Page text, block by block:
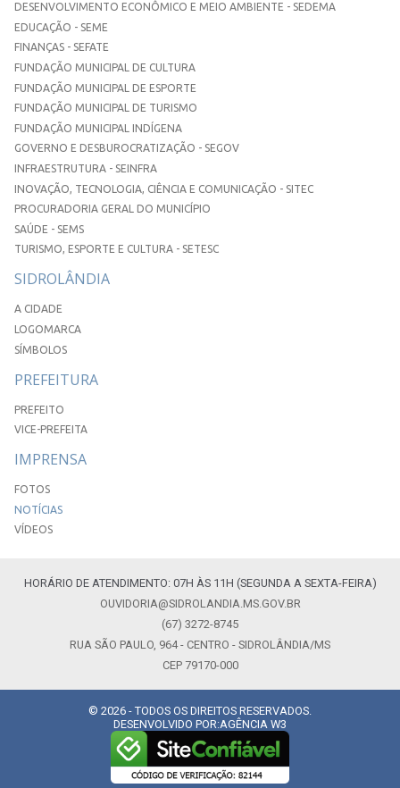
DESENVOLVIMENTO ECONÔMICO E MEIO AMBIENTE - SEDEMA
EDUCAÇÃO - SEME
FINANÇAS - SEFATE
FUNDAÇÃO MUNICIPAL DE CULTURA
FUNDAÇÃO MUNICIPAL DE ESPORTE
FUNDAÇÃO MUNICIPAL DE TURISMO
FUNDAÇÃO MUNICIPAL INDÍGENA
GOVERNO E DESBUROCRATIZAÇÃO - SEGOV
INFRAESTRUTURA - SEINFRA
INOVAÇÃO, TECNOLOGIA, CIÊNCIA E COMUNICAÇÃO - SITEC
PROCURADORIA GERAL DO MUNICÍPIO
SAÚDE - SEMS
TURISMO, ESPORTE E CULTURA - SETESC
SIDROLÂNDIA
A CIDADE
LOGOMARCA
SÍMBOLOS
PREFEITURA
PREFEITO
VICE-PREFEITA
IMPRENSA
FOTOS
NOTÍCIAS
VÍDEOS
HORÁRIO DE ATENDIMENTO: 07H ÀS 11H (SEGUNDA A SEXTA-FEIRA)
OUVIDORIA@SIDROLANDIA.MS.GOV.BR
(67) 3272-8745
RUA SÃO PAULO, 964 - CENTRO - SIDROLÂNDIA/MS
CEP 79170-000
© 2026 - TODOS OS DIREITOS RESERVADOS.
DESENVOLVIDO POR:AGÊNCIA W3